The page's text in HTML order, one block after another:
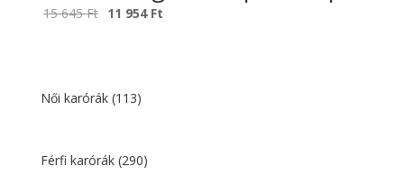
15 645Ft Original
645 Ft.
11 954 Ft
Női karórák (113)
Férfi karórák (290)